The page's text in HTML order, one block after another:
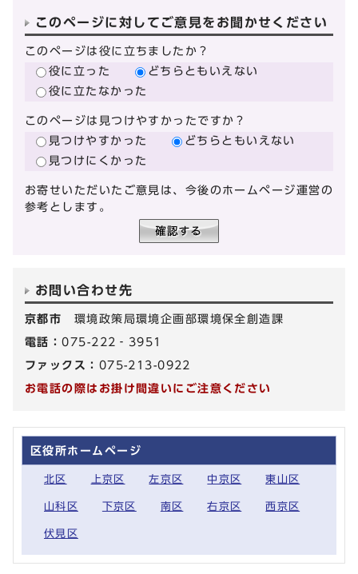
このページに対してご意見をお聞かせください
このページは役に立ちましたか？
役に立った
どちらともいえない
役に立たなかった
このページは見つけやすかったですか？
見つけやすかった
どちらともいえない
見つけにくかった
お寄せいただいたご意見は、今後のホームページ運営の
参考とします。
お問い合わせ先
京都市 環境政策局環境企画部環境保全創造課
電話：075-222‐3951
ファックス： 075-213-0922
お電話の際はお掛け間違いにご注意ください
区役所ホームページ
北区 上京区 左京区 中京区 東山区
山科区 下京区 南区 右京区 西京区
伏見区